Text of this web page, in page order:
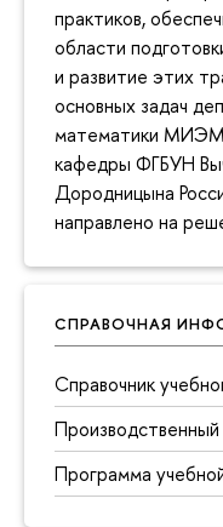
практиков,
области
и развитие этих
основных задач
математики
кафедры ФГБУН
Дородницына
направлено на
СПРАВОЧНАЯ
Справочник
Производственный
Программа